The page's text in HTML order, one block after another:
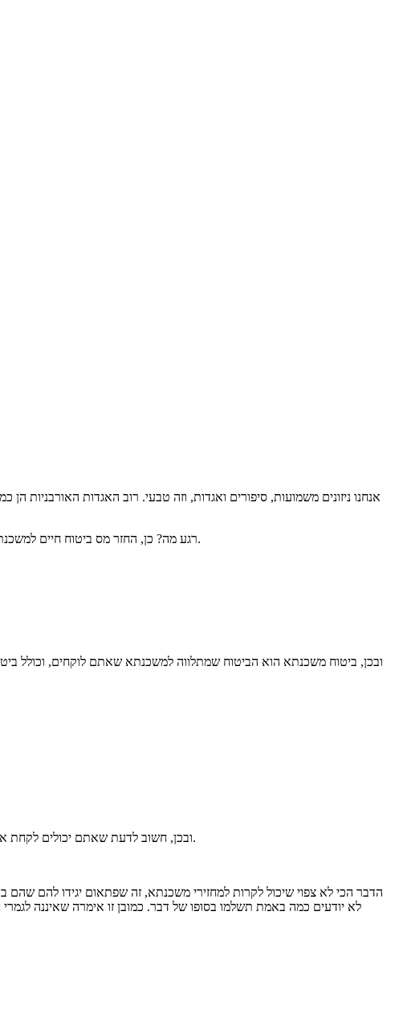
אנחנו ניזונים משמועות, סיפורים ואגדות, וזה טבעי. רוב האגדות
רגע מה? כן, החזר מס ביטוח חיים למשכנתא הוא לא מיתוס. כשאתם משלמים ביטוח חיים, בין אם זה באופן פרטי ובין אם זה עבור המשכנתא, מגיע לכם החזר מס ביטוח חיים למשכנתא.
ובכן, ביטוח משכנתא הוא הביטוח שמתלווה למשכנתא שאתם לוקחים, וכולל
ובכן, חשוב לדעת שאתם יכולים לקחת אותו מהבנק, מחברות הביטוח או דרך סוכן ביטוח. אם תבחרו באופציה של סוכן ביטוח, תוכלו ליהנות משילוב של מחיר טוב וייצוג מקצועי ואחראי.
הדבר הכי לא צפוי שיכול לקרות למחזירי משכנתא, זה שפתאום יגידו להם
לא יודעים כמה באמת תשלמו בסופו של דבר. כמובן זו אימרה שאיננה